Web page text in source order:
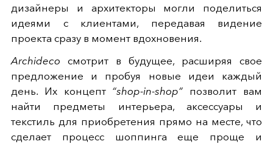
дизайнеры и архитекторы могли поделиться
идеями с клиентами, передавая видение
проекта сразу в момент вдохновения.
Archideco смотрит в будущее, расширяя свое
предложение и пробуя новые идеи каждый
день. Их концепт “shop-in-shop” позволит вам
найти предметы интерьера, аксессуары и
текстиль для приобретения прямо на месте, что
сделает процесс шоппинга еще проще и